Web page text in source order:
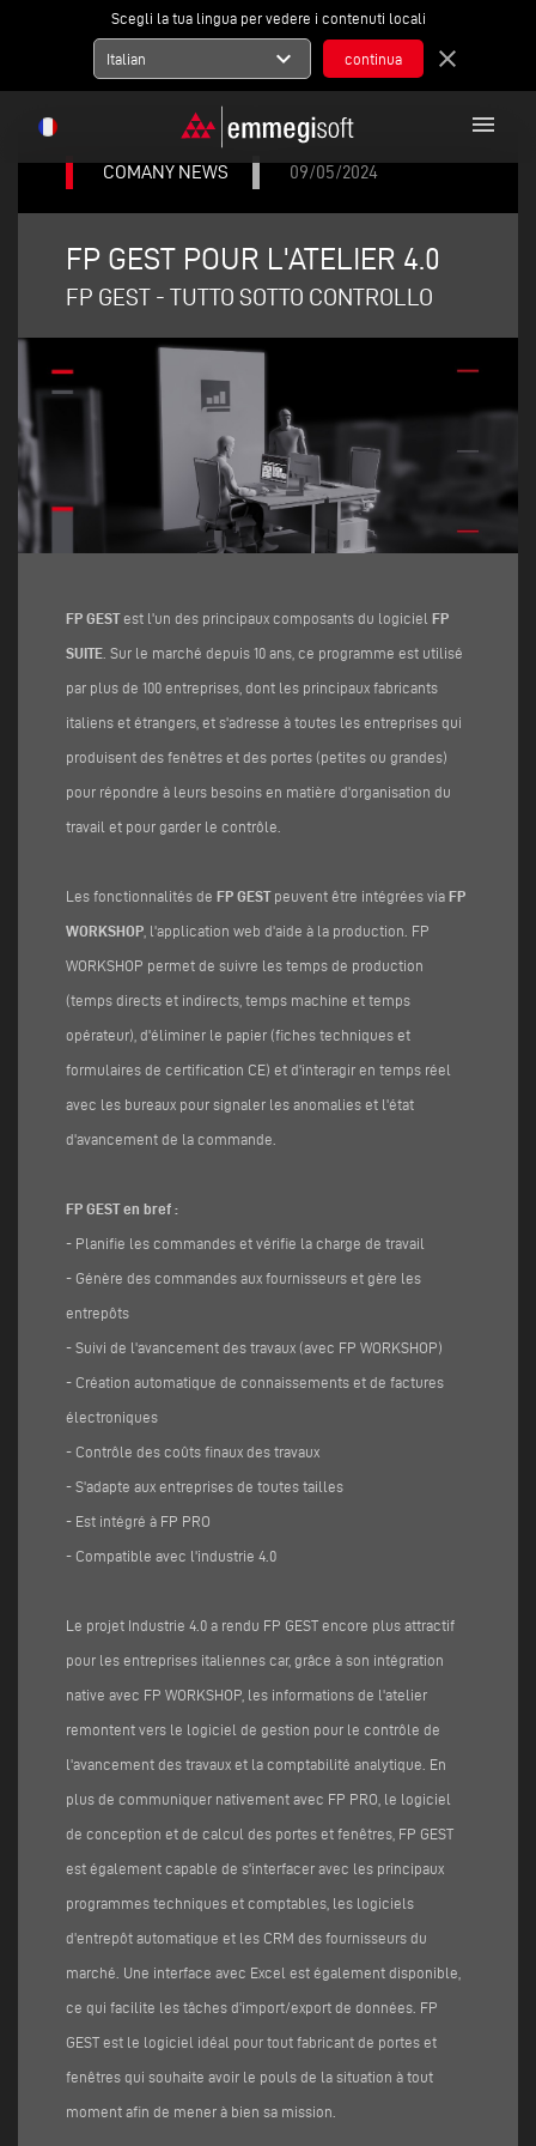
Scegli la tua lingua per vedere i contenuti locali
Italian expand_more close
menu
COMANY NEWS 09/05/2024
FP GEST POUR L'ATELIER 4.0
FP GEST - TUTTO SOTTO CONTROLLO
FP GESTest l'un des principaux composants du logiciel FP
SUITE . Sur le marché depuis 10 ans, ce programme est utilisé
par plus de 100 entreprises, dont les principaux fabricants
italiens et étrangers, et s'adresse à toutes les entreprises qui
produisent des fenêtres et des portes (petites ou grandes)
pour répondre à leurs besoins en matière d'organisation du
travail et pour garder le contrôle.
Les fonctionnalités de FP GESTpeuvent être intégrées via FP
WORKSHOP , l'application web d'aide à la production. FP
WORKSHOP permet de suivre les temps de production
(temps directs et indirects, temps machine et temps
opérateur), d'éliminer le papier (fiches techniques et
formulaires de certification CE) et d'interagir en temps réel
avec les bureaux pour signaler les anomalies et l'état
d'avancement de la commande.
FP GEST en bref :
- Planifie les commandes et vérifie la charge de travail
- Génère des commandes aux fournisseurs et gère les
entrepôts
- Suivi de l'avancement des travaux (avec FP WORKSHOP)
- Création automatique de connaissements et de factures
électroniques
- Contrôle des coûts finaux des travaux
- S'adapte aux entreprises de toutes tailles
- Est intégré à FP PRO
- Compatible avec l'industrie 4.0
Le projet Industrie 4.0 a rendu FP GEST encore plus attractif
pour les entreprises italiennes car, grâce à son intégration
native avec FP WORKSHOP, les informations de l'atelier
remontent vers le logiciel de gestion pour le contrôle de
l'avancement des travaux et la comptabilité analytique. En
plus de communiquer nativement avec FP PRO, le logiciel
de conception et de calcul des portes et fenêtres, FP GEST
est également capable de s'interfacer avec les principaux
programmes techniques et comptables, les logiciels
d'entrepôt automatique et les CRM des fournisseurs du
marché. Une interface avec Excel est également disponible,
ce qui facilite les tâches d'import/export de données. FP
GEST est le logiciel idéal pour tout fabricant de portes et
fenêtres qui souhaite avoir le pouls de la situation à tout
moment afin de mener à bien sa mission.